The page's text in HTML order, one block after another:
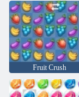
Fruit Crush